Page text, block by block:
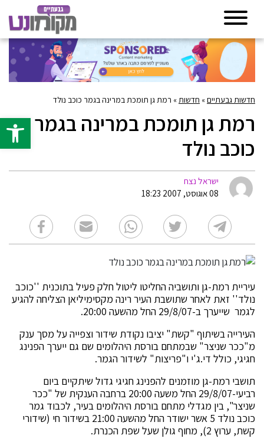
פתח
חדשות גבעתיים» חדשות » רמת גן תומכת במרינה בגמר כוכב נולד
רמת גן תומכת במרינה בגמר
כוכב נולד
ישראל נצח
08 אוגוסט, 2007 18:23
עיריית רמת-גן ותושביה החליטו ליטול חלק פעיל בתוכנית ''כוכב
נולד'' זאת לאחר שתושבת העיר רינה מקסימיליאן הצליחה להגיע
לגמר שייערך ב-29/8/07 החל מהשעה 20:00.
העירייה בשיתוף "קשת" יציבו נקודת שידור וצפייה על מסך ענק
מ"ככר שניצר" שבמתחם בורסת היהלומים שם גם ייערך הפנינג
חגיגי, כולל די.ג'י ו"פריצות" לשידור הגמר.
תושבי רמת-גן מוזמנים להפנינג חגיגי גדול שיתקיים ביום
רביעי-29/8/07 החל משעה 20:00 ברחבה הענקית של "ככר
שניצר", בין מגדלי מתחם בורסת היהלומים בעיר, לכבוד גמר
כוכב נולד 5 אשר ישודר החל מהשעה 21:00 בשידור חי (שידורי
קשת, ערוץ 2), מחוף גולן שעל שפת הכנרת.